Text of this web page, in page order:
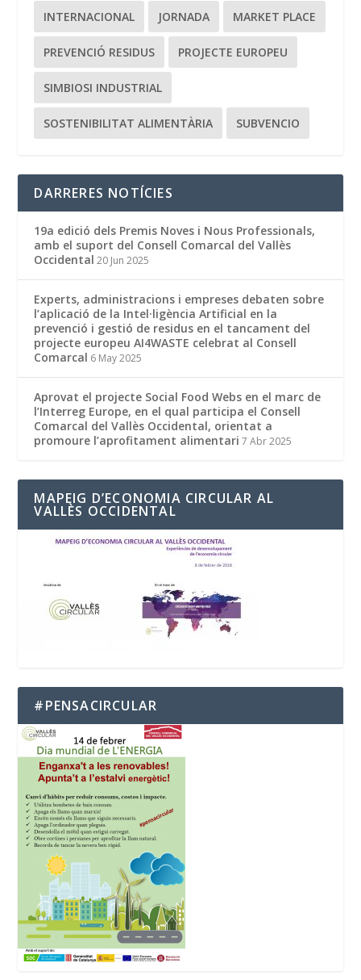
INTERNACIONAL JORNADA MARKET PLACE
PREVENCIÓ RESIDUS PROJECTE EUROPEU
SIMBIOSI INDUSTRIAL
SOSTENIBILITAT ALIMENTÀRIA SUBVENCIO
DARRERES NOTÍCIES
19a edició dels Premis Noves i Nous Professionals,
amb el suport del Consell Comarcal del Vallès
Occidental 20 Jun 2025
Experts, administracions i empreses debaten sobre
l’aplicació de la Intel·ligència Artificial en la
prevenció i gestió de residus en el tancament del
projecte europeu AI4WASTE celebrat al Consell
Comarcal 6 May 2025
Aprovat el projecte Social Food Webs en el marc de
l’Interreg Europe, en el qual participa el Consell
Comarcal del Vallès Occidental, orientat a
promoure l’aprofitament alimentari 7 Abr 2025
MAPEIG D’ECONOMIA CIRCULAR AL
VALLÈS OCCIDENTAL
#PENSACIRCULAR